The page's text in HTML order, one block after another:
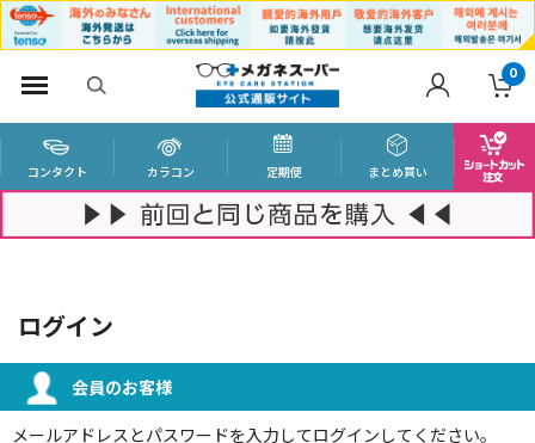
0
コンタクト カラコン 定期便 まとめ買い
ログイン
会員のお客様
メールアドレスとパスワードを入力してログインしてください。